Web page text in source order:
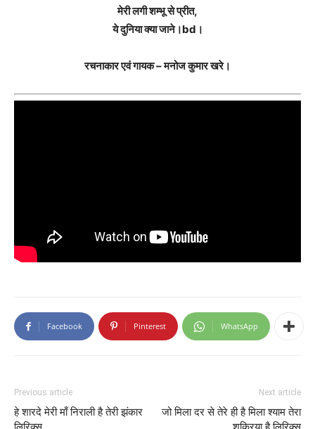
मेरी लगी शम्भू से प्रीत,
ये दुनिया क्या जाने।bd।
रचनाकार एवं गायक – मनोज कुमार खरे।
Facebook Pinterest WhatsApp
Previous article
हे शारदे मेरी माँ निराली है तेरी झंकार
Next article
जो मिला दर से तेरे ही है मिला श्याम तेरा